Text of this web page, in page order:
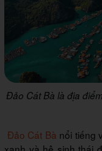
Đảo Cát Bà là địa
Đảo Cát Bà nổi tiếng